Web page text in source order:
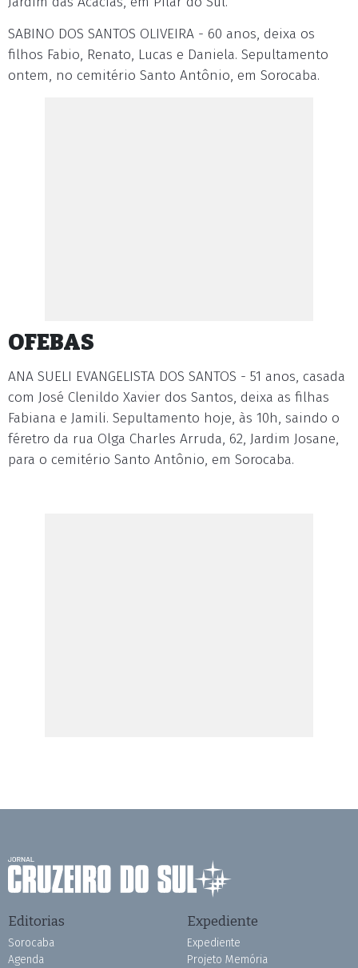
SABINO DOS SANTOS OLIVEIRA - 60 anos, deixa os
filhos Fabio, Renato, Lucas e Daniela. Sepultamento
ontem, no cemitério Santo Antônio, em Sorocaba.
OFEBAS
ANA SUELI EVANGELISTA DOS SANTOS - 51 anos, casada
com José Clenildo Xavier dos Santos, deixa as filhas
Fabiana e Jamili. Sepultamento hoje, às 10h, saindo o
féretro da rua Olga Charles Arruda, 62, Jardim Josane,
para o cemitério Santo Antônio, em Sorocaba.
Editorias
Sorocaba
Agenda
Expediente
Expediente
Projeto Memória